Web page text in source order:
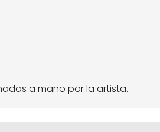
a mano por la artista.